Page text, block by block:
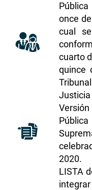
once
cual
cuarto
quince
Justicia
2020.
LISTA